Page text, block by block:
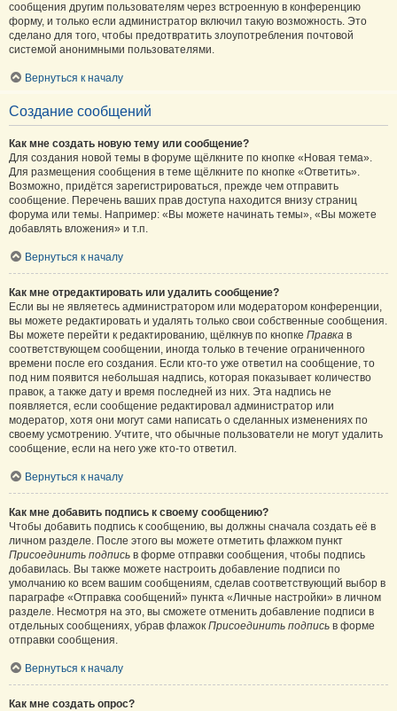
сообщения другим пользователям через встроенную в конференцию
форму, и только если администратор включил такую возможность. Это
сделано для того, чтобы предотвратить злоупотребления почтовой
системой анонимными пользователями.
Вернуться к началу
Создание сообщений
Как мне создать новую тему или сообщение?
Для создания новой темы в форуме щёлкните по кнопке «Новая тема».
Для размещения сообщения в теме щёлкните по кнопке «Ответить».
Возможно, придётся зарегистрироваться, прежде чем отправить
сообщение. Перечень ваших прав доступа находится внизу страниц
форума или темы. Например: «Вы можете начинать темы», «Вы можете
добавлять вложения» и т.п.
Вернуться к началу
Как мне отредактировать или удалить сообщение?
Если вы не являетесь администратором или модератором конференции,
вы можете редактировать и удалять только свои собственные сообщения.
Вы можете перейти к редактированию, щёлкнув по кнопке Правка в
соответствующем сообщении, иногда только в течение ограниченного
времени после его создания. Если кто-то уже ответил на сообщение, то
под ним появится небольшая надпись, которая показывает количество
правок, а также дату и время последней из них. Эта надпись не
появляется, если сообщение редактировал администратор или
модератор, хотя они могут сами написать о сделанных изменениях по
своему усмотрению. Учтите, что обычные пользователи не могут удалить
сообщение, если на него уже кто-то ответил.
Вернуться к началу
Как мне добавить подпись к своему сообщению?
Чтобы добавить подпись к сообщению, вы должны сначала создать её в
личном разделе. После этого вы можете отметить флажком пункт
Присоединить подпись в форме отправки сообщения, чтобы подпись
добавилась. Вы также можете настроить добавление подписи по
умолчанию ко всем вашим сообщениям, сделав соответствующий выбор в
параграфе «Отправка сообщений» пункта «Личные настройки» в личном
разделе. Несмотря на это, вы сможете отменить добавление подписи в
отдельных сообщениях, убрав флажок Присоединить подпись в форме
отправки сообщения.
Вернуться к началу
Как мне создать опрос?